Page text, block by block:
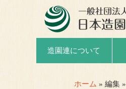
造園連について
ホーム » 編集 »